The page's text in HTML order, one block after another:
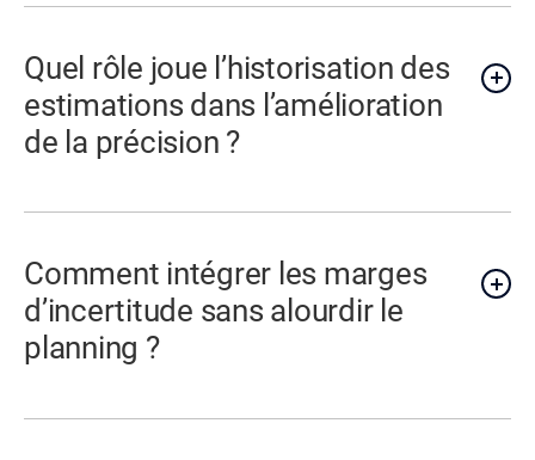
Quel rôle joue l’historisation des
estimations dans l’amélioration
de la précision ?
Comment intégrer les marges
d’incertitude sans alourdir le
planning ?